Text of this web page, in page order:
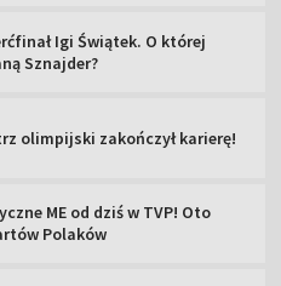
Igi Świątek. O której
Sznajder?
olimpijski zakończył karierę!
ME od dziś w TVP! Oto
Polaków